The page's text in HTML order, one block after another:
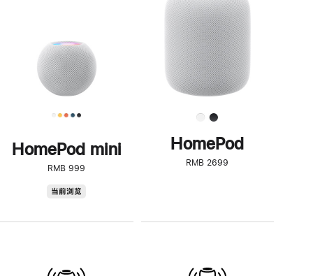
HomePod mini
RMB 999
当前浏览
了
解
HomePod<
HomePod
RMB 2699